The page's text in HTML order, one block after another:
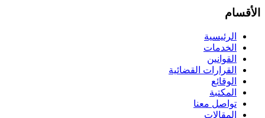
الأقسام
الرئيسية
الخدمات
القوانين
القرارات القضائية
الوقائع
المكتبة
تواصل معنا
المقالات